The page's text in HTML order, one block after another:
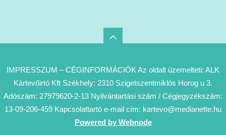
IMPRESSZUM – CÉGINFORMÁCIÓK Az oldalt üzemelteti: ALK
Kártevőirtó Kft Székhely: 2310 Szigetszentmiklós Horog u 3.
Adószám: 27979620-2-13 Nyilvántartási szám / Cégjegyzékszám:
13-09-206-459 Kapcsolattartó e-mail cím: kartevo@medianette.hu
Powered by Webnode